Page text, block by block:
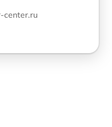
center.ru